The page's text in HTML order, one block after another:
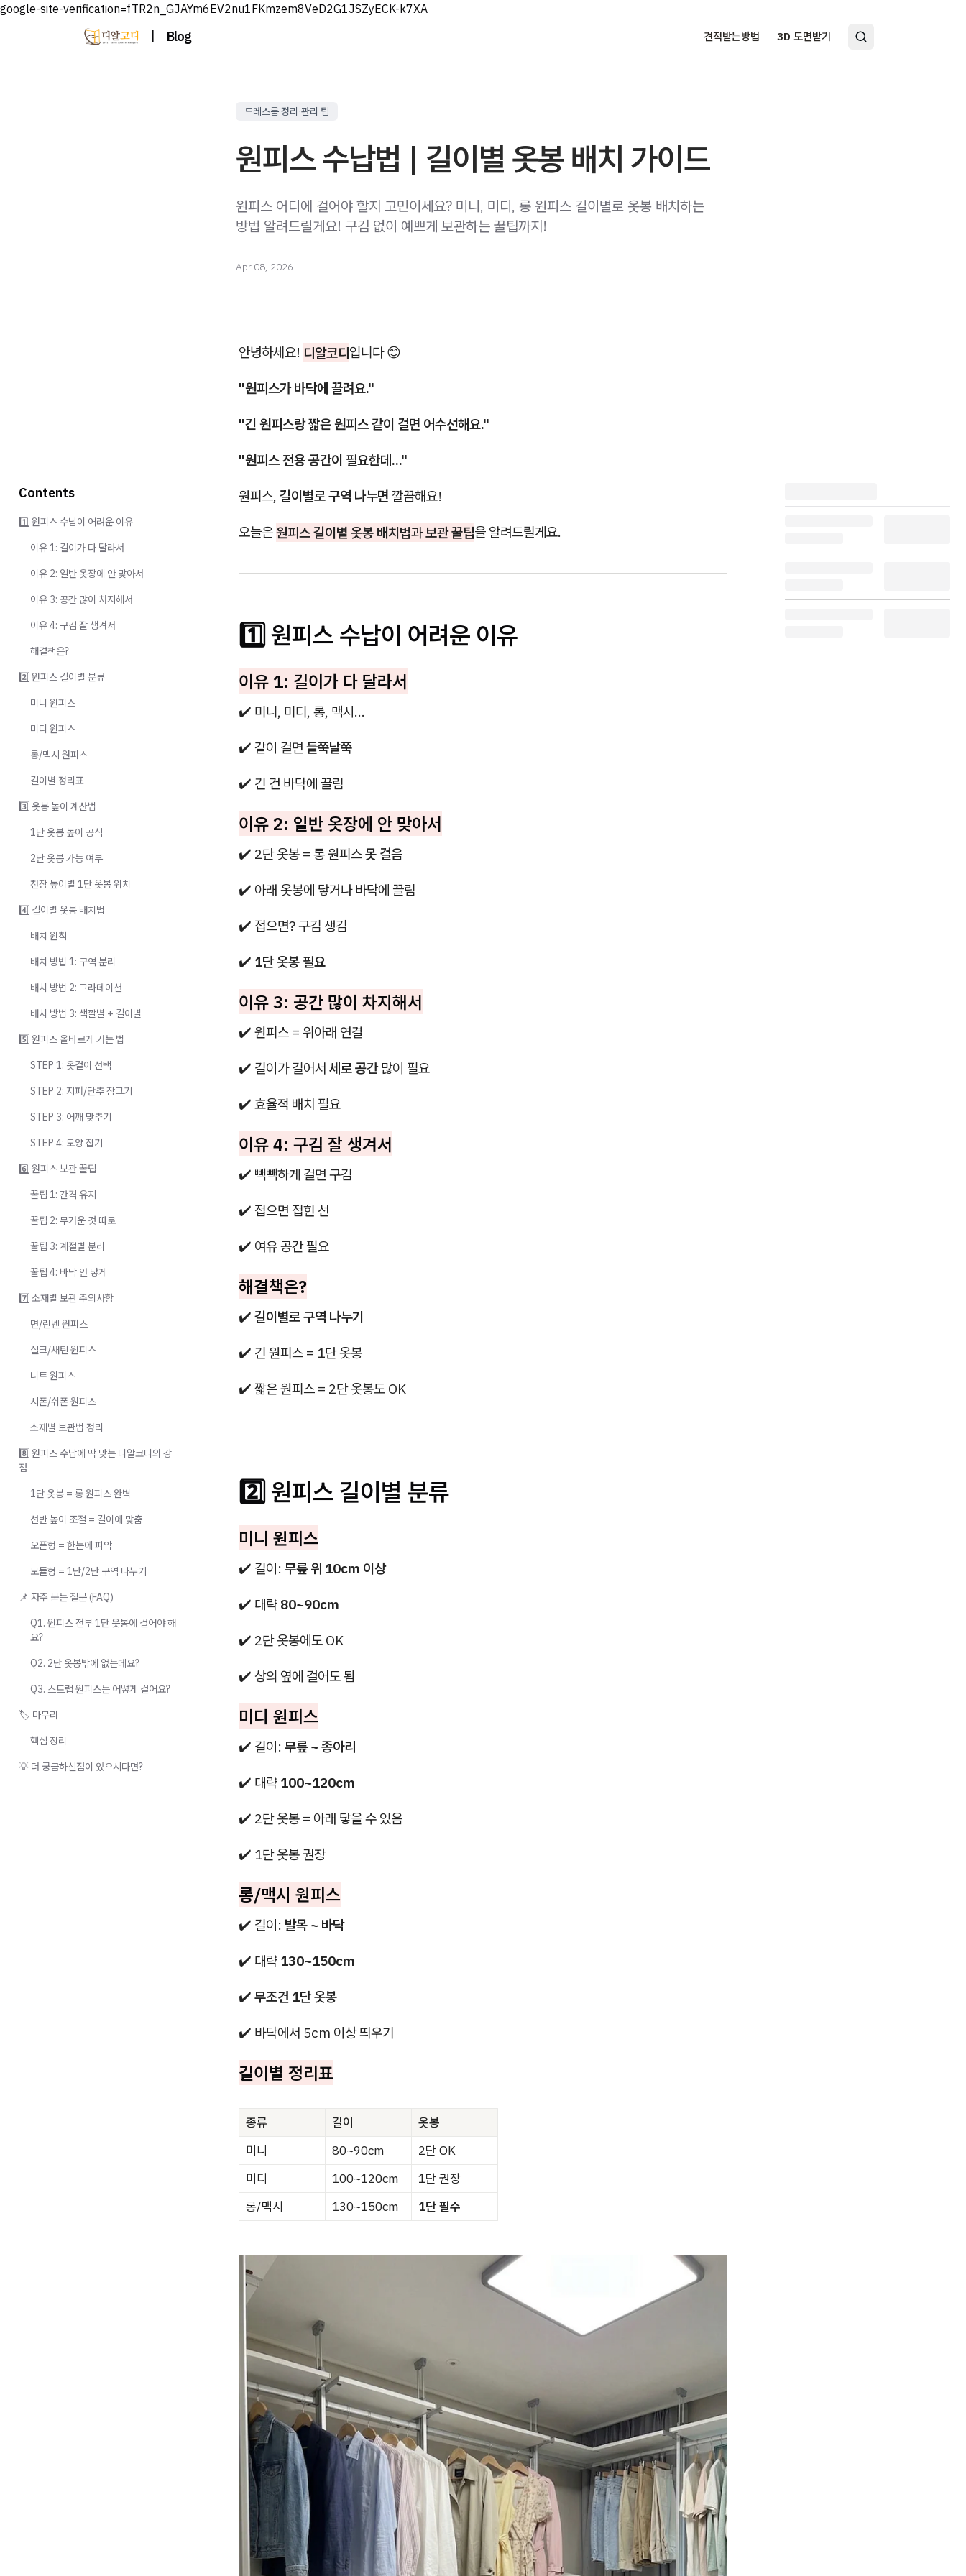
google-site-verification=fTR2n_GJAYm6EV2nu1FKmzem8VeD2G1JSZyECK-k7XA
| Blog 견적받는방법 3D 도면받기
드레스룸 정리·관리 팁
원피스 수납법 | 길이별 옷봉 배치 가이드
원피스 어디에 걸어야 할지 고민이세요? 미니, 미디, 롱 원피스 길이별로 옷봉 배치하는
방법 알려드릴게요! 구김 없이 예쁘게 보관하는 꿀팁까지!
Apr 08, 2026
안녕하세요! 디알코디입니다 😊
"원피스가 바닥에 끌려요."
"긴 원피스랑 짧은 원피스 같이 걸면 어수선해요."
"원피스 전용 공간이 필요한데..."
원피스, 길이별로 구역 나누면 깔끔해요!
오늘은원피스 길이별 옷봉 배치법과보관 꿀팁을 알려드릴게요.
1️⃣ 원피스 수납이 어려운 이유
이유 1: 길이가 다 달라서
✔️ 미니, 미디, 롱, 맥시...
✔️ 같이 걸면 들쭉날쭉
✔️ 긴 건 바닥에 끌림
이유 2: 일반 옷장에 안 맞아서
✔️ 2단 옷봉 = 롱 원피스못 걸음
✔️ 아래 옷봉에 닿거나 바닥에 끌림
✔️ 접으면? 구김 생김
✔️ 1단 옷봉 필요
이유 3: 공간 많이 차지해서
✔️ 원피스 = 위아래 연결
✔️ 길이가 길어서 세로 공간많이 필요
✔️ 효율적 배치 필요
이유 4: 구김 잘 생겨서
✔️ 빽빽하게 걸면 구김
✔️ 접으면 접힌 선
✔️ 여유 공간 필요
해결책은?
✔️ 길이별로 구역 나누기
✔️ 긴 원피스 = 1단 옷봉
✔️ 짧은 원피스 = 2단 옷봉도 OK
2️⃣ 원피스 길이별 분류
미니 원피스
✔️ 길이: 무릎 위 10cm 이상
✔️ 대략 80~90cm
✔️ 2단 옷봉에도 OK
✔️ 상의 옆에 걸어도 됨
미디 원피스
✔️ 길이: 무릎 ~ 종아리
✔️ 대략 100~120cm
✔️ 2단 옷봉 = 아래 닿을 수 있음
✔️ 1단 옷봉 권장
롱/맥시 원피스
✔️ 길이: 발목 ~ 바닥
✔️ 대략 130~150cm
✔️ 무조건 1단 옷봉
✔️ 바닥에서 5cm 이상 띄우기
길이별 정리표
종류 길이
옷봉
미니
80~90cm
2단 OK
미디
100~120cm
1단 권장
롱/맥시
130~150cm 1단 필수
Contents
1️⃣ 원피스 수납이 어려운 이유
이유 1: 길이가 다 달라서
이유 2: 일반 옷장에 안 맞아서
이유 3: 공간 많이 차지해서
이유 4: 구김 잘 생겨서
해결책은?
2️⃣ 원피스 길이별 분류
미니 원피스
미디 원피스
롱/맥시 원피스
길이별 정리표
3️⃣ 옷봉 높이 계산법
1단 옷봉 높이 공식
2단 옷봉 가능 여부
천장 높이별 1단 옷봉 위치
4️⃣ 길이별 옷봉 배치법
배치 원칙
배치 방법 1: 구역 분리
배치 방법 2: 그라데이션
배치 방법 3: 색깔별 + 길이별
5️⃣ 원피스 올바르게 거는 법
STEP 1: 옷걸이 선택
STEP 2: 지퍼/단추 잠그기
STEP 3: 어깨 맞추기
STEP 4: 모양 잡기
6️⃣ 원피스 보관 꿀팁
꿀팁 1: 간격 유지
꿀팁 2: 무거운 것 따로
꿀팁 3: 계절별 분리
꿀팁 4: 바닥 안 닿게
7️⃣ 소재별 보관 주의사항
면/린넨 원피스
실크/새틴 원피스
니트 원피스
시폰/쉬폰 원피스
소재별 보관법 정리
8️⃣ 원피스 수납에 딱 맞는 디알코디의 강
점
1단 옷봉 = 롱 원피스 완벽
선반 높이 조절 = 길이에 맞춤
오픈형 = 한눈에 파악
모듈형 = 1단/2단 구역 나누기
📌 자주 묻는 질문 (FAQ)
Q1. 원피스 전부 1단 옷봉에 걸어야 해
요?
Q2. 2단 옷봉밖에 없는데요?
Q3. 스트랩 원피스는 어떻게 걸어요?
🏷️ 마무리
핵심 정리
💡 더 궁금하신점이 있으시다면?